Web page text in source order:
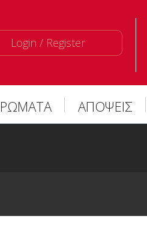
Login / Register
ΑΠΟΨΕΙΣ